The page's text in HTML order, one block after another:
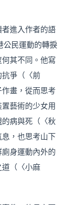
進入作者的語
公民運動的轉捩
其不同。他寫
爭（〈前
畫，從而思考
藝術的少女用
病與死（〈秋
，也思考山下
身運動內外的
（〈小麻